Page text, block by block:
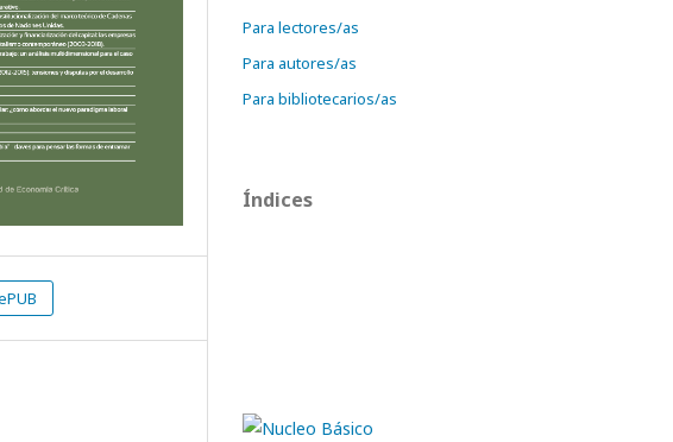
Para lectores/as
Para autores/as
Para bibliotecarios/as
Índices